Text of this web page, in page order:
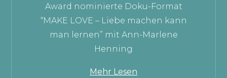
Award nominierte Doku-Format
“MAKE LOVE – Liebe machen kann
man lernen” mit Ann-Marlene
Henning
Mehr Lesen